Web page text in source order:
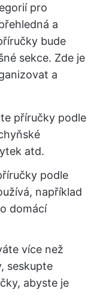
pro
a
bude
sekce. Zde je
a
příručky podle
atd.
podle
například
domácí
více než
seskupte
abyste je